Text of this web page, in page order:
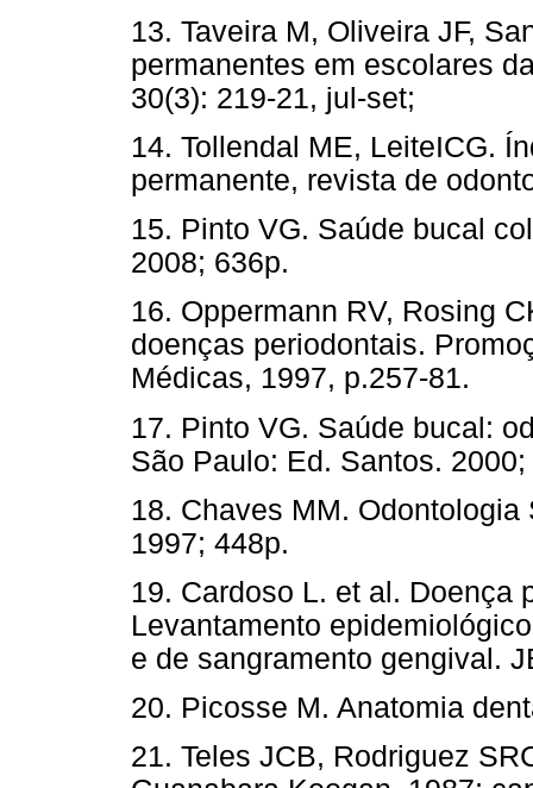
13. Taveira M, Oliveira JF,
permanentes em escolares
30(3): 219-21, jul-set;
14. Tollendal ME, LeiteICG.
permanente, revista de
15. Pinto VG. Saúde bucal
2008; 636p.
16. Oppermann RV, Rosing
doenças periodontais.
Médicas, 1997, p.257-81.
17. Pinto VG. Saúde bucal:
São Paulo: Ed. Santos.
18. Chaves MM.
1997; 448p.
19. Cardoso L. et al. Doença
Levantamento
e de sangramento gengival.
20. Picosse M. Anatomia
21. Teles JCB, Rodriguez